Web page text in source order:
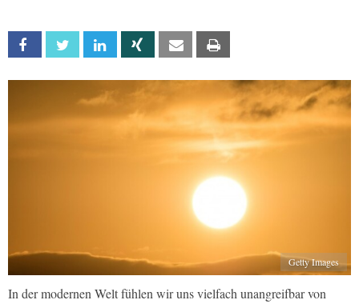
Facebook Twitter Linkedin Xing Email
Getty Images
In der modernen Welt fühlen wir uns vielfach unangreifbar von